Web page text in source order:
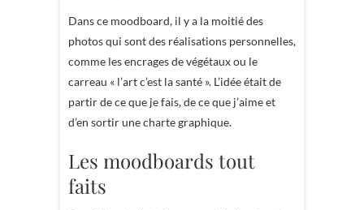
Dans ce moodboard, il y a la moitié des
photos qui sont des réalisations personnelles,
comme les encrages de végétaux ou le
carreau « l’art c’est la santé ». L’idée était de
partir de ce que je fais, de ce que j’aime et
d’en sortir une charte graphique.
Les moodboards tout
faits